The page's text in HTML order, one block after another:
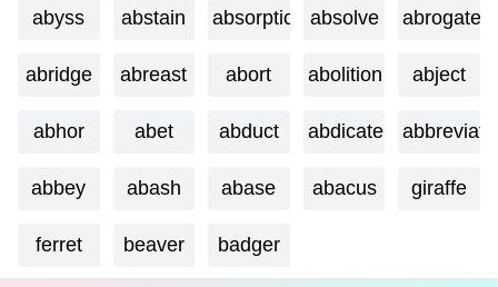
abyss abstain absorption absolve abrogate
abridge abreast abort abolition abject
abhor abet abduct abdicate
abbey abash abase abacus giraffe
ferret beaver badger